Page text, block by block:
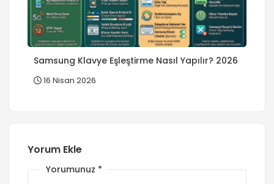
Samsung Klavye Eşleştirme Nasıl Yapılır? 2026
16 Nisan 2026
Yorum Ekle
Yorumunuz *